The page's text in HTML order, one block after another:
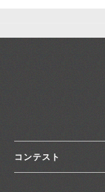
コンテスト